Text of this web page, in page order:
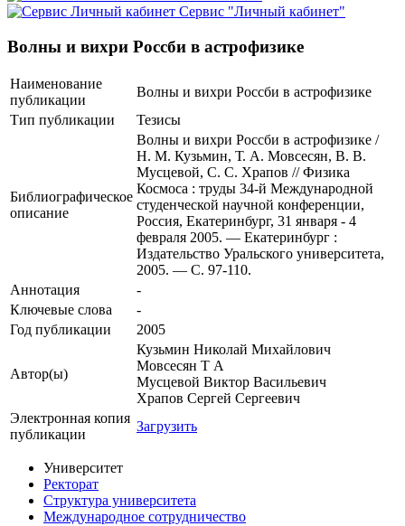
Сервис "Личный кабинет"
Волны и вихри Россби в астрофизике
Наименование
публикации
Волны и вихри Россби в астрофизике
Тип публикации
Тезисы
Библиографическое
описание
Волны и вихри Россби в астрофизике /
Н. М. Кузьмин, Т. А. Мовсесян, В. В.
Мусцевой, С. С. Храпов // Физика
Космоса : труды 34-й Международной
студенческой научной конференции,
Россия, Екатеринбург, 31 января - 4
февраля 2005. — Екатеринбург :
Издательство Уральского университета,
2005. — С. 97-110.
Аннотация
-
Ключевые cлова
-
Год публикации
2005
Автор(ы)
Кузьмин Николай Михайлович
Мовсесян Т А
Мусцевой Виктор Васильевич
Храпов Сергей Сергеевич
Электронная копия
публикации
Загрузить
Университет
Ректорат
Структура университета
Международное сотрудничество